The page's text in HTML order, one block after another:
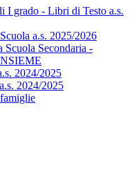
I grado - Libri di Testo a.s.
a.s. 2025/2026
Secondaria -
2024/2025
2024/2025